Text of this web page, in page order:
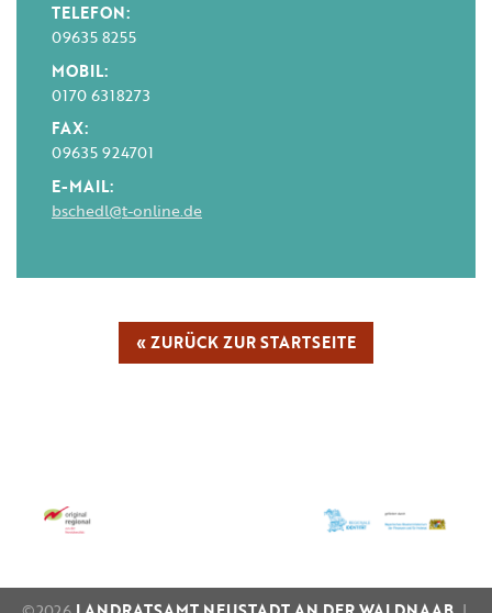
TELEFON:
09635 8255
MOBIL:
0170 6318273
FAX:
09635 924701
E-MAIL:
bschedl@t-online.de
« ZURÜCK ZUR STARTSEITE